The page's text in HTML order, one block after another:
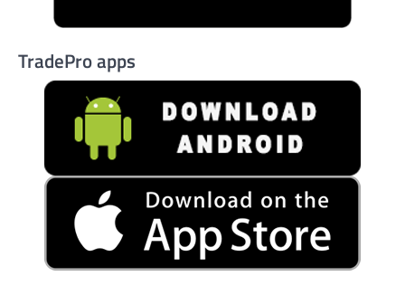
TradePro apps